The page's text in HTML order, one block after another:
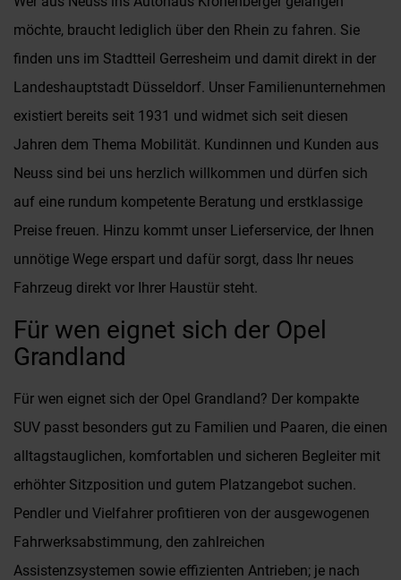
möchte, braucht lediglich über den Rhein zu fahren. Sie
finden uns im Stadtteil Gerresheim und damit direkt in der
Landeshauptstadt Düsseldorf. Unser Familienunternehmen
existiert bereits seit 1931 und widmet sich seit diesen
Jahren dem Thema Mobilität. Kundinnen und Kunden aus
Neuss sind bei uns herzlich willkommen und dürfen sich
auf eine rundum kompetente Beratung und erstklassige
Preise freuen. Hinzu kommt unser Lieferservice, der Ihnen
unnötige Wege erspart und dafür sorgt, dass Ihr neues
Fahrzeug direkt vor Ihrer Haustür steht.
Für wen eignet sich der Opel
Grandland
Für wen eignet sich der Opel Grandland? Der kompakte
SUV passt besonders gut zu Familien und Paaren, die einen
alltagstauglichen, komfortablen und sicheren Begleiter mit
erhöhter Sitzposition und gutem Platzangebot suchen.
Pendler und Vielfahrer profitieren von der ausgewogenen
Fahrwerksabstimmung, den zahlreichen
Assistenzsystemen sowie effizienten Antrieben; je nach